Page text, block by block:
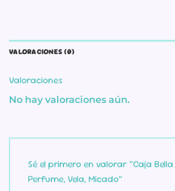
VALORACIONES (0)
Valoraciones
No hay valoraciones aún.
Sé el primero en valorar “Caja
Perfume, Vela, Micado”